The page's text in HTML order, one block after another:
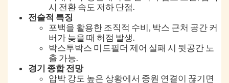
시 전환 속도 저하 단점.
전술적 특징
포백을 활용한 조직적 수비, 박스 근처 공간 커
버가 늦을 때 허점 발생.
박스투박스 미드필더 제어 실패 시 뒷공간 노
출 가능.
경기 종합 전망
압박 강도 높은 상황에서 중원 연결이 끊기면